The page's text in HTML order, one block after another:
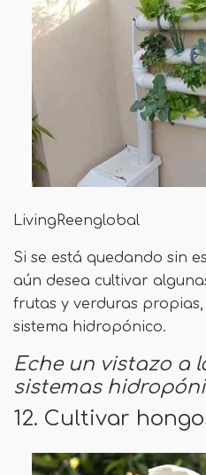
LivingReenglobal
Si se está quedando sin
aún desea cultivar
frutas y verduras
sistema hidropónico.
Eche un vistazo a
sistemas
12. Cultivar